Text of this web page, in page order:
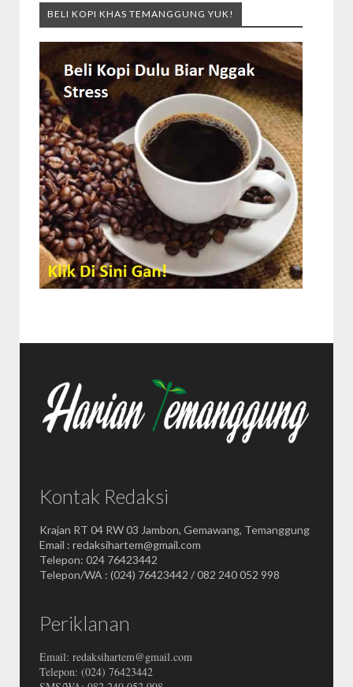
BELI KOPI KHAS TEMANGGUNG YUK!
Kontak Redaksi
Krajan RT 04 RW 03 Jambon, Gemawang, Temanggung
Email : redaksihartem@gmail.com
Telepon: 024 76423442
Telepon/WA : (024) 76423442 / 082 240 052 998
Periklanan
Email: redaksihartem@gmail.com
Telepon: (024) 76423442